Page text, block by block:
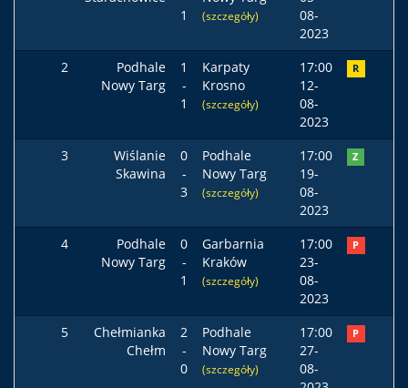
1
(szczegóły)
08-
2023
2
Podhale
Nowy Targ
1
-
1
Karpaty
Krosno
(szczegóły)
17:00
12-
08-
2023
R
3
Wiślanie
Skawina
0
-
3
Podhale
Nowy Targ
(szczegóły)
17:00
19-
08-
2023
Z
4
Podhale
Nowy Targ
0
-
1
Garbarnia
Kraków
(szczegóły)
17:00
23-
08-
2023
P
5
Chełmianka
Chełm
2
-
0
Podhale
Nowy Targ
(szczegóły)
17:00
27-
08-
P